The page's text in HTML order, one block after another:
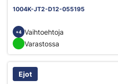
1004K-JT2-D12-055195
+4 Vaihtoehtoja
Varastossa
Ejot